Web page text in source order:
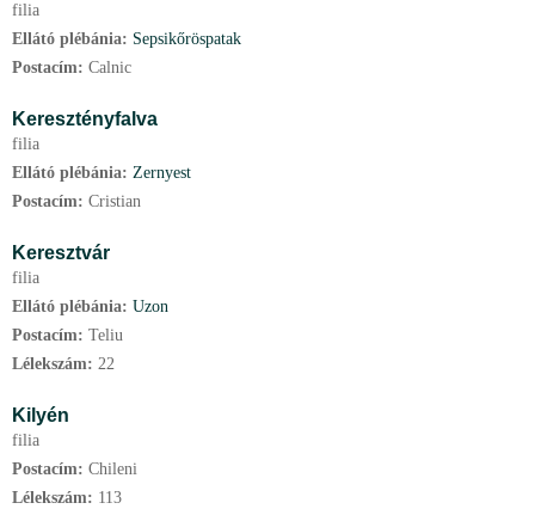
filia
Ellátó plébánia: Sepsikőröspatak
Postacím: Calnic
Keresztényfalva
filia
Ellátó plébánia: Zernyest
Postacím: Cristian
Keresztvár
filia
Ellátó plébánia: Uzon
Postacím: Teliu
Lélekszám: 22
Kilyén
filia
Postacím: Chileni
Lélekszám: 113